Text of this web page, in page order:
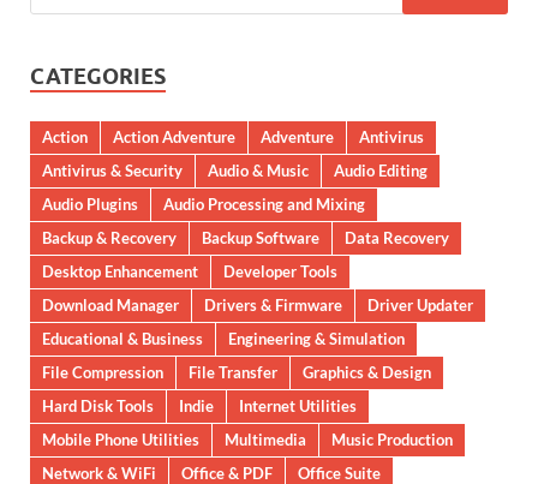
CATEGORIES
Action Action Adventure Adventure
Antivirus
Antivirus & Security
Audio & Music
Audio Editing
Audio Plugins
Audio Processing and Mixing
Backup & Recovery
Backup Software
Data Recovery
Desktop Enhancement
Developer Tools
Download Manager
Drivers & Firmware
Driver Updater
Educational & Business
Engineering & Simulation
File Compression
File Transfer
Graphics & Design
Hard Disk Tools
Indie
Internet Utilities
Mobile Phone Utilities
Multimedia
Music Production
Network & WiFi
Office & PDF Office Suite